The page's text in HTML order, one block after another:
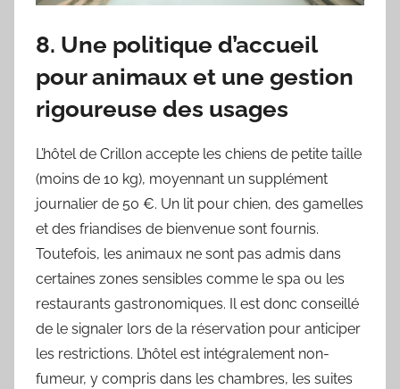
8. Une politique d’accueil
pour animaux et une gestion
rigoureuse des usages
L’hôtel de Crillon accepte les chiens de petite taille
(moins de 10 kg), moyennant un supplément
journalier de 50 €. Un lit pour chien, des gamelles
et des friandises de bienvenue sont fournis.
Toutefois, les animaux ne sont pas admis dans
certaines zones sensibles comme le spa ou les
restaurants gastronomiques. Il est donc conseillé
de le signaler lors de la réservation pour anticiper
les restrictions. L’hôtel est intégralement non-
fumeur, y compris dans les chambres, les suites